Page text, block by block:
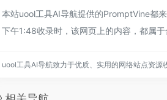
本站uool工具AI导航提供的PromptVine都
下午1:48收录时，该网页上的内容，都属
uool工具AI导航致力于优质、实用的网络站点资源